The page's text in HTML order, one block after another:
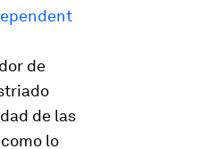
de
de las
lo